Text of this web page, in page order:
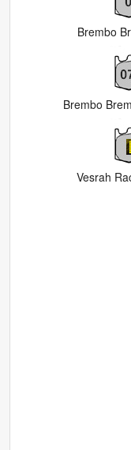
Brembo
Brembo
Vesrah